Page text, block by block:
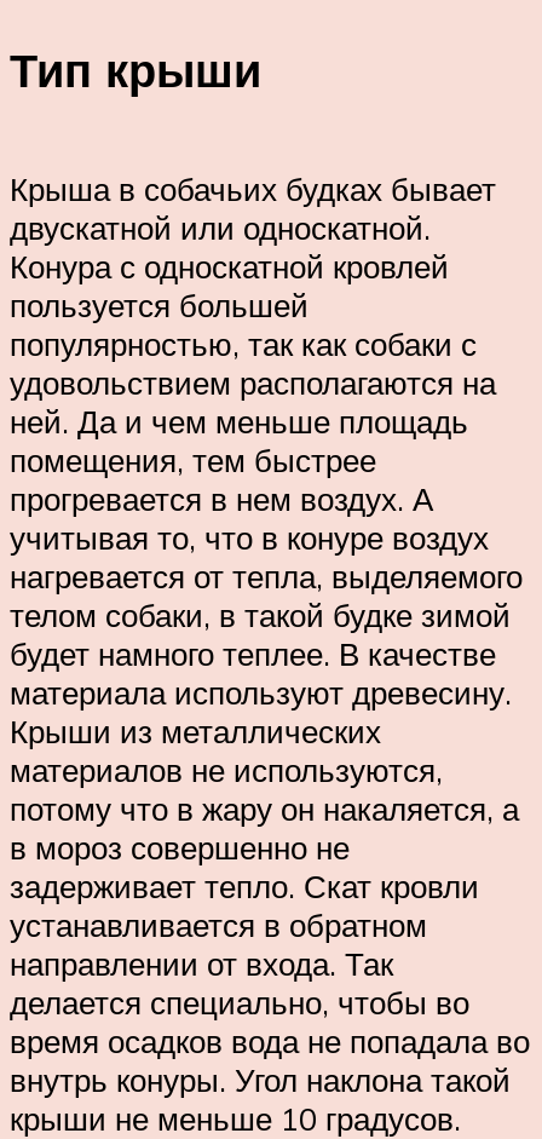
Тип крыши
Крыша в собачьих будках бывает
двускатной или односкатной.
Конура с односкатной кровлей
пользуется большей
популярностью, так как собаки с
удовольствием располагаются на
ней. Да и чем меньше площадь
помещения, тем быстрее
прогревается в нем воздух. А
учитывая то, что в конуре воздух
нагревается от тепла, выделяемого
телом собаки, в такой будке зимой
будет намного теплее. В качестве
материала используют древесину.
Крыши из металлических
материалов не используются,
потому что в жару он накаляется, а
в мороз совершенно не
задерживает тепло. Скат кровли
устанавливается в обратном
направлении от входа. Так
делается специально, чтобы во
время осадков вода не попадала во
внутрь конуры. Угол наклона такой
крыши не меньше 10 градусов.